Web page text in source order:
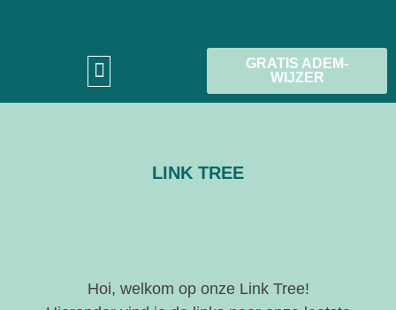
GRATIS ADEM-
WIJZER
LINK TREE
Hoi, welkom op onze Link Tree!